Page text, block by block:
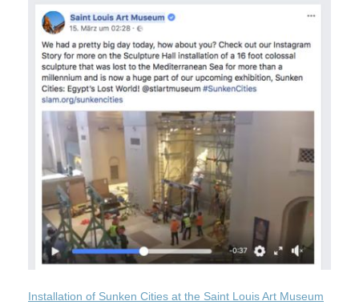
Installation of Sunken Cities at the Saint Louis Art Museum